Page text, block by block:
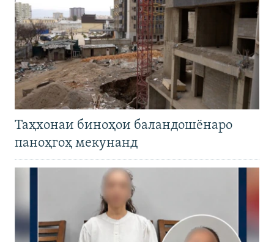
Таҳхонаи биноҳои баландошёнаро
паноҳгоҳ мекунанд